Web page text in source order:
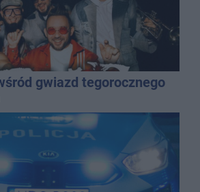
gwiazd tegorocznego